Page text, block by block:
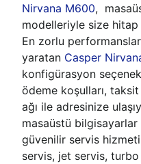
Nirvana M600,
modelleriyle size hitap
En zorlu
yaratan Casper
konfigürasyon
ödeme koşulları,
ağı ile adresinize
masaüstü bilgisayarlar
güvenilir servis
servis, jet servis,